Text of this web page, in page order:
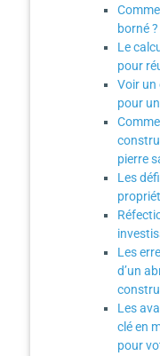
borné ?
Le
pour
Voir un
pour
pierre
Les
Les
d’un
Les
clé en
pour